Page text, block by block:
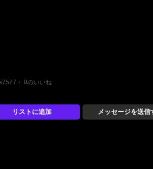
・ 0のいいね
リストに追加 メッセージを送信